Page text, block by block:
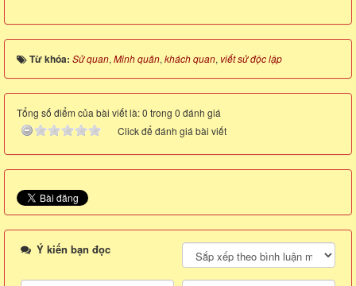
Từ khóa: Sử quan, Minh quân, khách quan, viết sử độc lập
Tổng số điểm của bài viết là: 0 trong 0 đánh giá
Click để đánh giá bài viết
Ý kiến bạn đọc